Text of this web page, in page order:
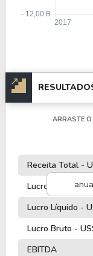
ARRASTE
Receita Total -
Lucro
Lucro Líquido -
Lucro Bruto -
EBITDA